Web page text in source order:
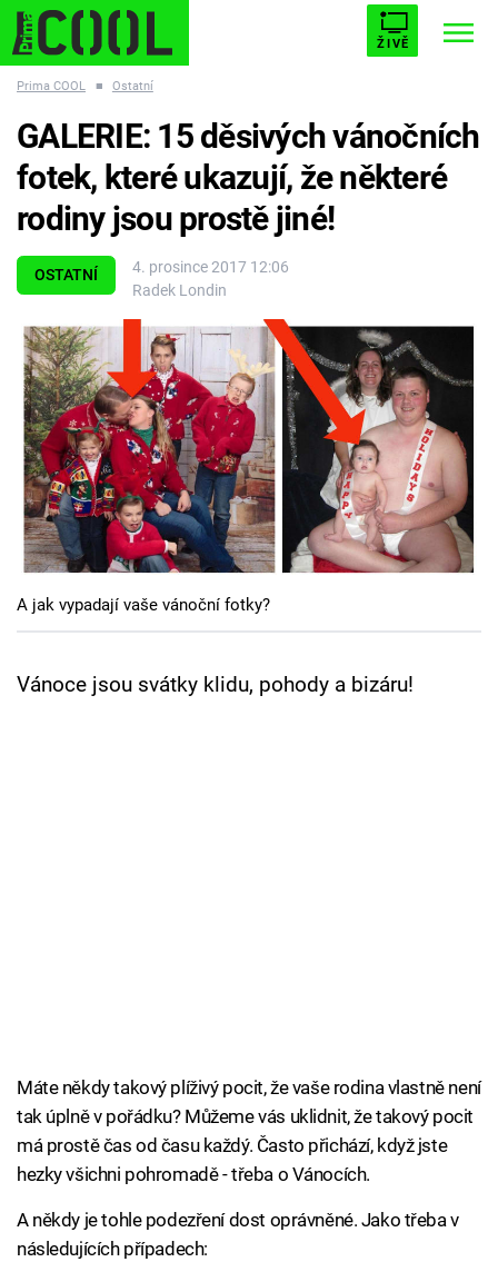
ŽIVĚ
ESCAPE PLNEJ KOTEL AVENGERS 5
Témata
Filmy
Seriály
Hry
Cool Esport
Pořady
TV Program
Sledujte prima+
Prima COOL ■ Ostatní
OSTATNÍ
4. prosince 2017 12:06
Radek Londin
GALERIE: 15 děsivých vánočních
fotek, které ukazují, že některé
rodiny jsou prostě jiné!
A jak vypadají vaše vánoční fotky?
Vánoce jsou svátky klidu, pohody a bizáru!
Máte někdy takový plíživý pocit, že vaše rodina vlastně není
tak úplně v pořádku? Můžeme vás uklidnit, že takový pocit
má prostě čas od času každý. Často přichází, když jste
hezky všichni pohromadě - třeba o Vánocích.
A někdy je tohle podezření dost oprávněné. Jako třeba v
následujících případech: